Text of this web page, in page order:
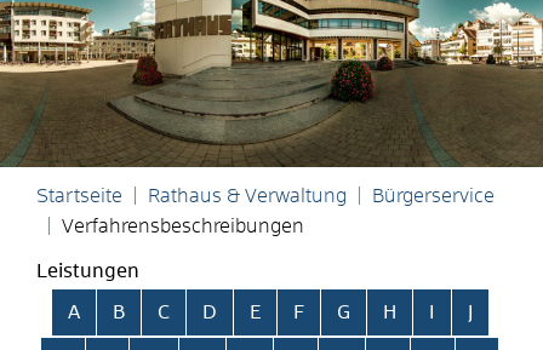
Startseite Rathaus & Verwaltung
Bürgerservice
Verfahrensbeschreibungen
Leistungen
Alphabetisches Register überspringen
A B C D E F G H